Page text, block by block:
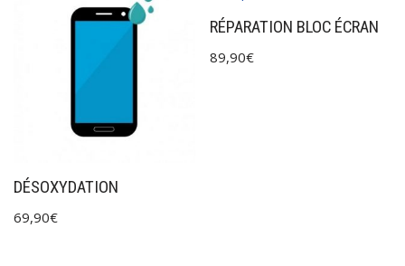
DÉSOXYDATION
69,90€
RÉPARATION BLOC ÉCRAN
89,90€